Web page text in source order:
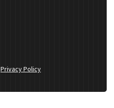
Privacy Policy